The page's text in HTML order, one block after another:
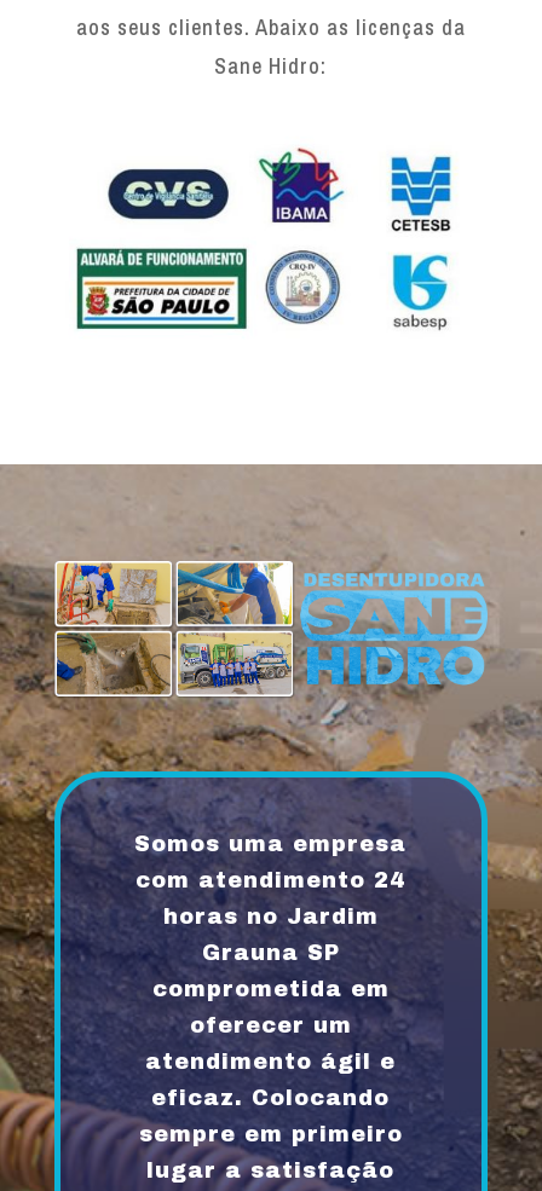
aos seus clientes. Abaixo as licenças da
Sane Hidro:
Somos uma empresa
com atendimento 24
horas no Jardim
Grauna SP
comprometida em
oferecer um
atendimento ágil e
eficaz. Colocando
sempre em primeiro
lugar a satisfação